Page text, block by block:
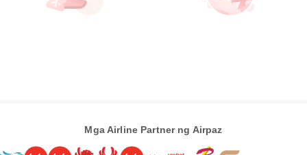
Mga Airline Partner ng Airpaz